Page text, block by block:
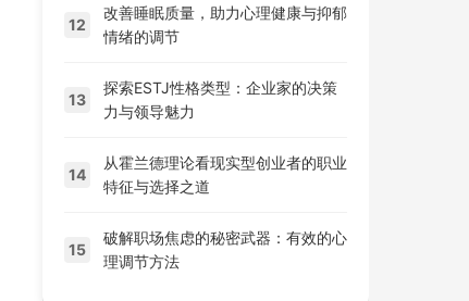
12
改善睡眠质量，助力心理健康与抑郁
情绪的调节
13
探索ESTJ性格类型：企业家的决策
力与领导魅力
14
从霍兰德理论看现实型创业者的职业
特征与选择之道
15
破解职场焦虑的秘密武器：有效的心
理调节方法